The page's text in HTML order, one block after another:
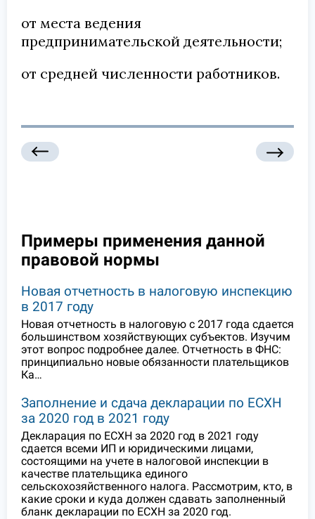
от места ведения
предпринимательской деятельности;
от средней численности работников.
Примеры применения данной
правовой нормы
Новая отчетность в налоговую инспекцию
в 2017 году
Новая отчетность в налоговую с 2017 года сдается
большинством хозяйствующих субъектов. Изучим
этот вопрос подробнее далее. Отчетность в ФНС:
принципиально новые обязанности плательщиков
Ка…
Заполнение и сдача декларации по ЕСХН
за 2020 год в 2021 году
Декларация по ЕСХН за 2020 год в 2021 году
сдается всеми ИП и юридическими лицами,
состоящими на учете в налоговой инспекции в
качестве плательщика единого
сельскохозяйственного налога. Рассмотрим, кто, в
какие сроки и куда должен сдавать заполненный
бланк декларации по ЕСХН за 2020 год.